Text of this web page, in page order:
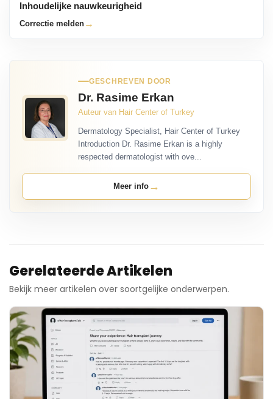
Inhoudelijke nauwkeurigheid
Correctie melden →
GESCHREVEN DOOR
Dr. Rasime Erkan
Auteur van Hair Center of Turkey
Dermatology Specialist, Hair Center of Turkey
Introduction Dr. Rasime Erkan is a highly
respected dermatologist with ove...
Meer info →
Gerelateerde Artikelen
Bekijk meer artikelen over soortgelijke onderwerpen.